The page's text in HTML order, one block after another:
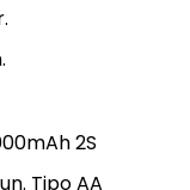
2S
Tipo AA